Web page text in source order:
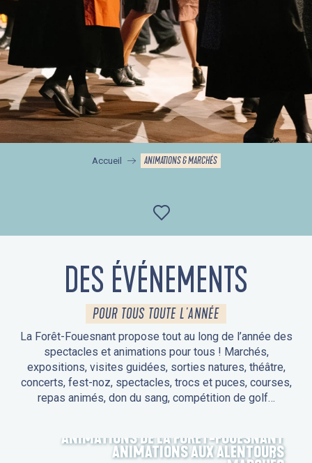
Accueil ANIMATIONS & MARCHÉS
Ajouter aux
DES ÉVÉNEMENTS
POUR TOUS TOUTE L'ANNÉE
La Forêt-Fouesnant propose tout au long de l’année des
spectacles et animations pour tous ! Marchés,
expositions, visites guidées, sorties natures, théâtre,
concerts, fest-noz, spectacles, trocs et puces, courses,
repas animés, don du sang, compétition de golf…
ANIMATIONS DE LA FORÊT-FOUESNANT
ANIMATIONS AUX ALENTOURS